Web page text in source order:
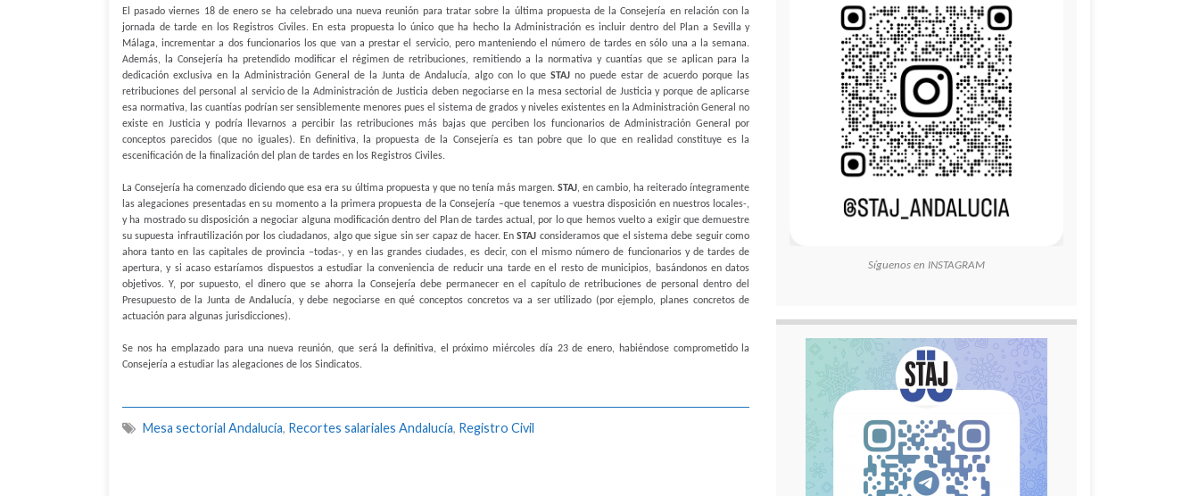
El pasado viernes 18 de enero se ha celebrado una nueva reunión para tratar sobre la última propuesta de la Consejería en relación con la
jornada de tarde en los Registros Civiles. En esta propuesta lo único que ha hecho la Administración es incluir dentro del Plan a Sevilla y
Málaga, incrementar a dos funcionarios los que van a prestar el servicio, pero manteniendo el número de tardes en sólo una a la semana.
Además, la Consejería ha pretendido modificar el régimen de retribuciones, remitiendo a la normativa y cuantías que se aplican para la
dedicación exclusiva en la Administración General de la Junta de Andalucía, algo con lo queSTAJ no puede estar de acuerdo porque las
retribuciones del personal al servicio de la Administración de Justicia deben negociarse en la mesa sectorial de Justicia y porque de aplicarse
esa normativa, las cuantías podrían ser sensiblemente menores pues el sistema de grados y niveles existentes en la Administración General no
existe en Justicia y podría llevarnos a percibir las retribuciones más bajas que perciben los funcionarios de Administración General por
conceptos parecidos (que no iguales). En definitiva, la propuesta de la Consejería es tan pobre que lo que en realidad constituye es la
escenificación de la finalización del plan de tardes en los Registros Civiles.
La Consejería ha comenzado diciendo que esa era su última propuesta y que no tenía más margen.STAJ, en cambio, ha reiterado íntegramente
las alegaciones presentadas en su momento a la primera propuesta de la Consejería –que tenemos a vuestra disposición en nuestros locales-,
y ha mostrado su disposición a negociar alguna modificación dentro del Plan de tardes actual, por lo que hemos vuelto a exigir que demuestre
su supuesta infrautilización por los ciudadanos, algo que sigue sin ser capaz de hacer. EnSTAJ consideramos que el sistema debe seguir como
ahora tanto en las capitales de provincia –todas-, y en las grandes ciudades, es decir, con el mismo número de funcionarios y de tardes de
apertura, y si acaso estaríamos dispuestos a estudiar la conveniencia de reducir una tarde en el resto de municipios, basándonos en datos
objetivos. Y, por supuesto, el dinero que se ahorra la Consejería debe permanecer en el capítulo de retribuciones de personal dentro del
Presupuesto de la Junta de Andalucía, y debe negociarse en qué conceptos concretos va a ser utilizado (por ejemplo, planes concretos de
actuación para algunas jurisdicciones).
Se nos ha emplazado para una nueva reunión, que será la definitiva, el próximo miércoles día 23 de enero, habiéndose comprometido la
Consejería a estudiar las alegaciones de los Sindicatos.
Mesa sectorial Andalucía, Recortes salariales Andalucía, Registro Civil
Síguenos en INSTAGRAM